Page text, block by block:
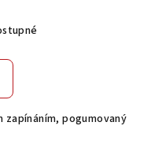
zapínáním, pogumovaný